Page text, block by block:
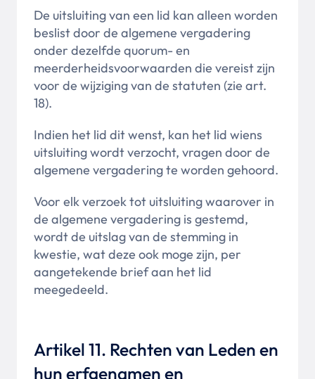
De uitsluiting van een lid kan alleen worden
beslist door de algemene vergadering
onder dezelfde quorum- en
meerderheidsvoorwaarden die vereist zijn
voor de wijziging van de statuten (zie art.
18).
Indien het lid dit wenst, kan het lid wiens
uitsluiting wordt verzocht, vragen door de
algemene vergadering te worden gehoord.
Voor elk verzoek tot uitsluiting waarover in
de algemene vergadering is gestemd,
wordt de uitslag van de stemming in
kwestie, wat deze ook moge zijn, per
aangetekende brief aan het lid
meegedeeld.
Artikel 11. Rechten van Leden en
hun erfgenamen en